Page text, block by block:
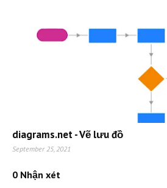
diagrams.net - Vẽ lưu đồ
September 25, 2021
0 Nhận xét